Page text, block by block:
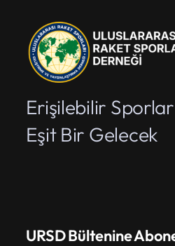
Erişilebilir
Eşit Bir Gelecek
URSD Bültenine